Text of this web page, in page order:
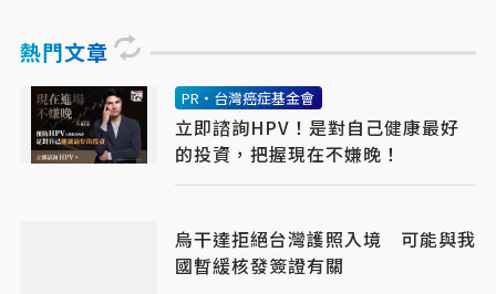
熱門文章
PR・台灣癌症基金會
立即諮詢HPV！是對自己健康最好
的投資，把握現在不嫌晚！
烏干達拒絕台灣護照入境 可能與我
國暫緩核發簽證有關